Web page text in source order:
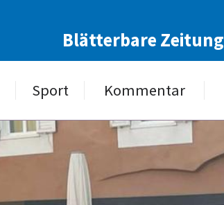
Blätterbare Zeitung
Sport Kommentar